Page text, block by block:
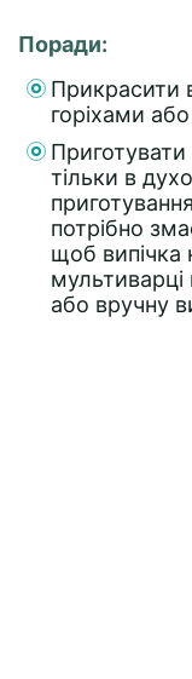
Поради:
Прикрасити
горіхами
тільки в
потрібно
щоб
або вручну